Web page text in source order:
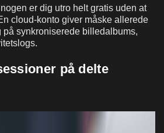
er dig utro helt gratis uden at
cloud-konto giver måske allerede
på synkroniserede billedalbums,
på delte